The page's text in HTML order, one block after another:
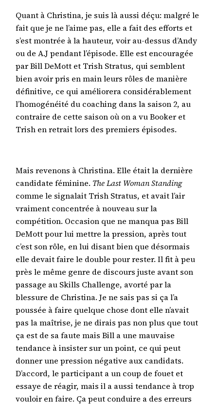
Quant à Christina, je suis là aussi déçu: malgré le
fait que je ne l’aime pas, elle a fait des efforts et
s’est montrée à la hauteur, voir au-dessus d’Andy
ou de A.J pendant l’épisode. Elle est encouragée
par Bill DeMott et Trish Stratus, qui semblent
bien avoir pris en main leurs rôles de manière
définitive, ce qui améliorera considérablement
l’homogénéité du coaching dans la saison 2, au
contraire de cette saison où on a vu Booker et
Trish en retrait lors des premiers épisodes.
Mais revenons à Christina. Elle était la dernière
candidate féminine. The Last Woman Standing
comme le signalait Trish Stratus, et avait l’air
vraiment concentrée à nouveau sur la
compétition. Occasion que ne manqua pas Bill
DeMott pour lui mettre la pression, après tout
c’est son rôle, en lui disant bien que désormais
elle devait faire le double pour rester. Il fit à peu
près le même genre de discours juste avant son
passage au Skills Challenge, avorté par la
blessure de Christina. Je ne sais pas si ça l’a
poussée à faire quelque chose dont elle n’avait
pas la maîtrise, je ne dirais pas non plus que tout
ça est de sa faute mais Bill a une mauvaise
tendance à insister sur un point, ce qui peut
donner une pression négative aux candidats.
D’accord, le participant a un coup de fouet et
essaye de réagir, mais il a aussi tendance à trop
vouloir en faire. Ça peut conduire a des erreurs